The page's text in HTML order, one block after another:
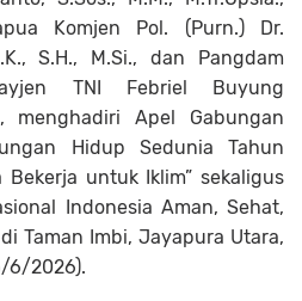
Komjen Pol. (Purn.) Dr.
S.H., M.Si., dan Pangdam
TNI Febriel Buyung
menghadiri Apel Gabungan
Hidup Sedunia Tahun
Bekerja untuk Iklim” sekaligus
Indonesia Aman, Sehat,
Taman Imbi, Jayapura Utara,
6/2026).